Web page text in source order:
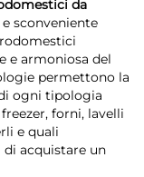
da
sconveniente
e armoniosa del
permettono la
ogni tipologia
forni, lavelli
e quali
acquistare un